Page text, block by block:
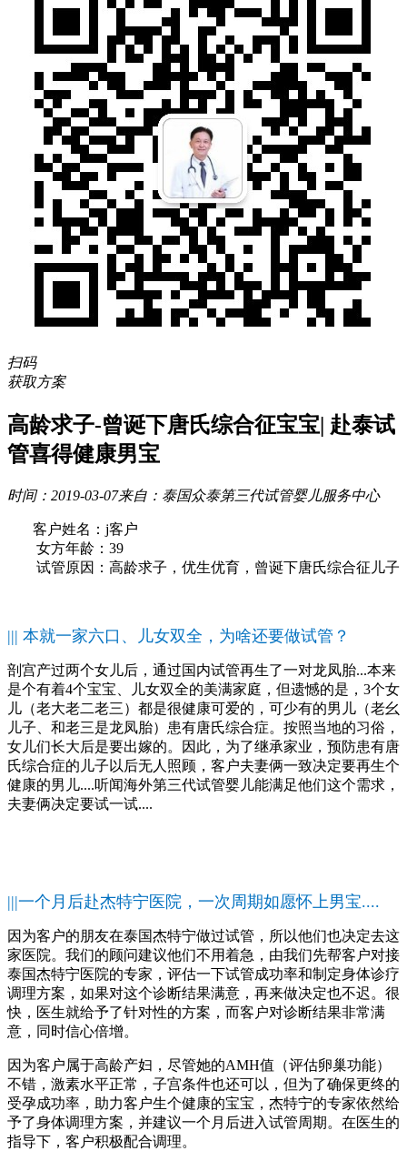
扫码
获取方案
高龄求子-曾诞下唐氏综合征宝宝| 赴泰试
管喜得健康男宝
时间：2019-03-07来自：泰国众泰第三代试管婴儿服务中心
客户姓名：j客户
女方年龄：39
试管原因：高龄求子，优生优育，曾诞下唐氏综合征儿子
||| 本就一家六口、儿女双全，为啥还要做试管？
剖宫产过两个女儿后，通过国内试管再生了一对龙凤胎...本来
是个有着4个宝宝、儿女双全的美满家庭，但遗憾的是，3个女
儿（老大老二老三）都是很健康可爱的，可少有的男儿（老幺
儿子、和老三是龙凤胎）患有唐氏综合症。按照当地的习俗，
女儿们长大后是要出嫁的。因此，为了继承家业，预防患有唐
氏综合症的儿子以后无人照顾，客户夫妻俩一致决定要再生个
健康的男儿....听闻海外第三代试管婴儿能满足他们这个需求，
夫妻俩决定要试一试....
|||一个月后赴杰特宁医院，一次周期如愿怀上男宝....
因为客户的朋友在泰国杰特宁做过试管，所以他们也决定去这
家医院。我们的顾问建议他们不用着急，由我们先帮客户对接
泰国杰特宁医院的专家，评估一下试管成功率和制定身体诊疗
调理方案，如果对这个诊断结果满意，再来做决定也不迟。很
快，医生就给予了针对性的方案，而客户对诊断结果非常满
意，同时信心倍增。
因为客户属于高龄产妇，尽管她的AMH值（评估卵巢功能）
不错，激素水平正常，子宫条件也还可以，但为了确保更终的
受孕成功率，助力客户生个健康的宝宝，杰特宁的专家依然给
予了身体调理方案，并建议一个月后进入试管周期。在医生的
指导下，客户积极配合调理。